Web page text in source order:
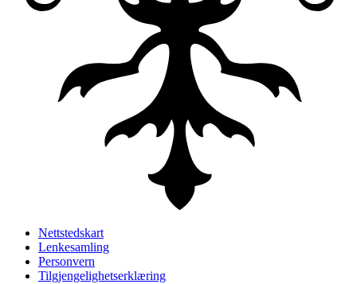
Nettstedskart
Lenkesamling
Personvern
Tilgjengelighetserklæring